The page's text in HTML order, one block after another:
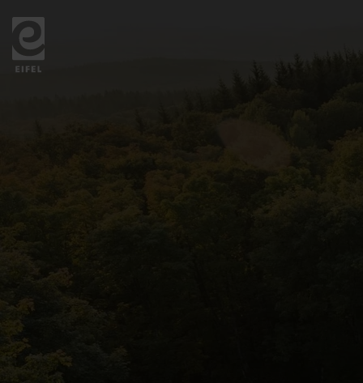
Zurück
zur
Startseite